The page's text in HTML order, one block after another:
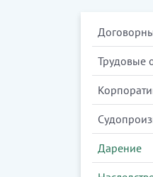
Трудовые
Дарение